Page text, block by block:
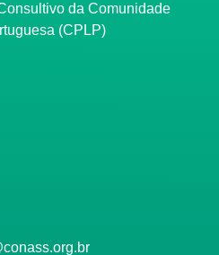
da Comunidade
(CPLP)